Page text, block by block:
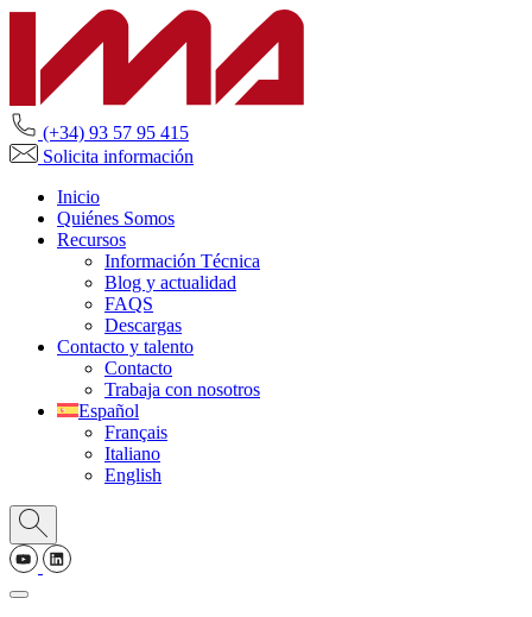
(+34) 93 57 95 415
Solicita información
Inicio
Quiénes Somos
Recursos
Información Técnica
Blog y actualidad
FAQS
Descargas
Contacto y talento
Contacto
Trabaja con nosotros
Español
Français
Italiano
English